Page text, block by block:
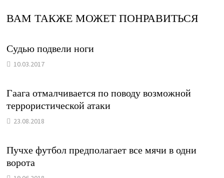
ВАМ ТАКЖЕ МОЖЕТ ПОНРАВИТЬСЯ
Судью подвели ноги
10.03.2017
Гаага отмалчивается по поводу возможной
террористической атаки
23.08.2018
Пучхе футбол предполагает все мячи в одни
ворота